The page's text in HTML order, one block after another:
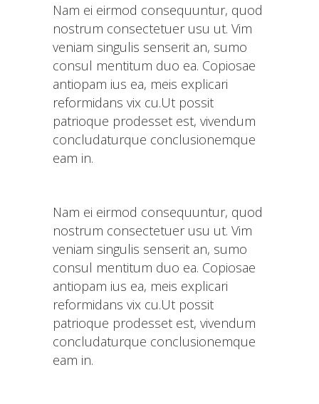
Nam ei eirmod consequuntur, quod
nostrum consectetuer usu ut. Vim
veniam singulis senserit an, sumo
consul mentitum duo ea. Copiosae
antiopam ius ea, meis explicari
reformidans vix cu.Ut possit
patrioque prodesset est, vivendum
concludaturque conclusionemque
eam in.
Nam ei eirmod consequuntur, quod
nostrum consectetuer usu ut. Vim
veniam singulis senserit an, sumo
consul mentitum duo ea. Copiosae
antiopam ius ea, meis explicari
reformidans vix cu.Ut possit
patrioque prodesset est, vivendum
concludaturque conclusionemque
eam in.